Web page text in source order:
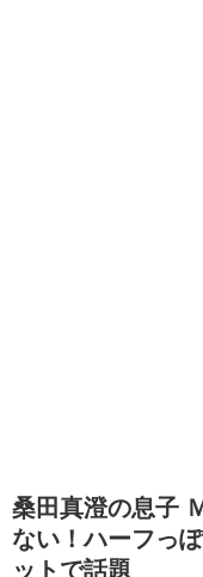
桑田真澄の息子
ない！ハーフっ
ットで話題